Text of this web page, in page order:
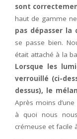
sont
haut de gamme
pas dépasser la
se passe bien.
était attaché à la
Lorsque les
verrouillé (ci-
dessus), le
Après moins
à quoi nous
crémeuse et facile